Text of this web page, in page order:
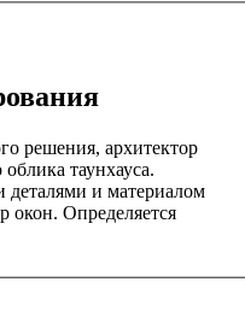
решения, архитектор
таунхауса.
деталями и материалом
окон. Определяется